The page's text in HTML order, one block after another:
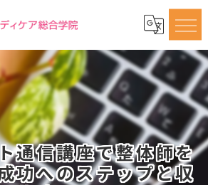
通信講座で整体師を
功へのステップと収